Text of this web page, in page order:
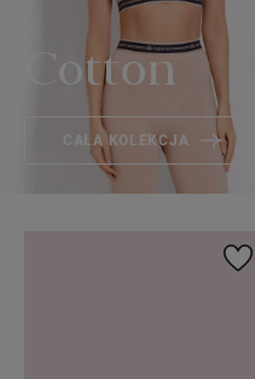
Cotton
CAŁA KOLEKCJA